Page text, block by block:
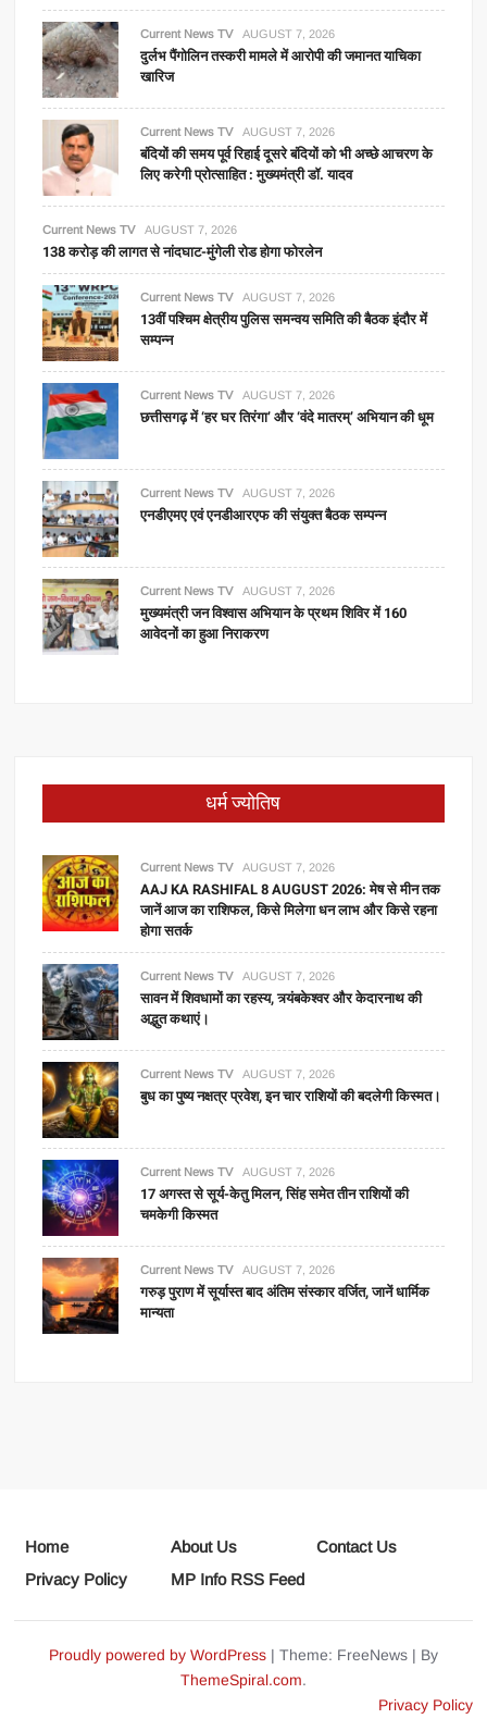
Current News TV AUGUST 7, 2026
दुर्लभ पैंगोलिन तस्करी मामले में आरोपी की जमानत याचिका
खारिज
Current News TV AUGUST 7, 2026
बंदियों की समय पूर्व रिहाई दूसरे बंदियों को भी अच्छे आचरण के
लिए करेगी प्रोत्साहित : मुख्यमंत्री डॉ. यादव
Current News TV AUGUST 7, 2026
138 करोड़ की लागत से नांदघाट-मुंगेली रोड होगा फोरलेन
Current News TV AUGUST 7, 2026
13वीं पश्चिम क्षेत्रीय पुलिस समन्वय समिति की बैठक इंदौर में
सम्पन्न
Current News TV AUGUST 7, 2026
छत्तीसगढ़ में ‘हर घर तिरंगा’ और ‘वंदे मातरम्’ अभियान की धूम
Current News TV AUGUST 7, 2026
एनडीएमए एवं एनडीआरएफ की संयुक्त बैठक सम्पन्न
Current News TV AUGUST 7, 2026
मुख्यमंत्री जन विश्वास अभियान के प्रथम शिविर में 160
आवेदनों का हुआ निराकरण
धर्म ज्योतिष
Current News TV AUGUST 7, 2026
AAJ KA RASHIFAL 8 AUGUST 2026: मेष से मीन तक
जानें आज का राशिफल, किसे मिलेगा धन लाभ और किसे रहना
होगा सतर्क
Current News TV AUGUST 7, 2026
सावन में शिवधामों का रहस्य, त्र्यंबकेश्वर और केदारनाथ की
अद्भुत कथाएं।
Current News TV AUGUST 7, 2026
बुध का पुष्य नक्षत्र प्रवेश, इन चार राशियों की बदलेगी किस्मत।
Current News TV AUGUST 7, 2026
17 अगस्त से सूर्य-केतु मिलन, सिंह समेत तीन राशियों की
चमकेगी किस्मत
Current News TV AUGUST 7, 2026
गरुड़ पुराण में सूर्यास्त बाद अंतिम संस्कार वर्जित, जानें धार्मिक
मान्यता
Home About Us
Contact Us
Privacy Policy
MP Info RSS Feed
Proudly powered by WordPress | Theme: FreeNews | By
ThemeSpiral.com.
Privacy Policy